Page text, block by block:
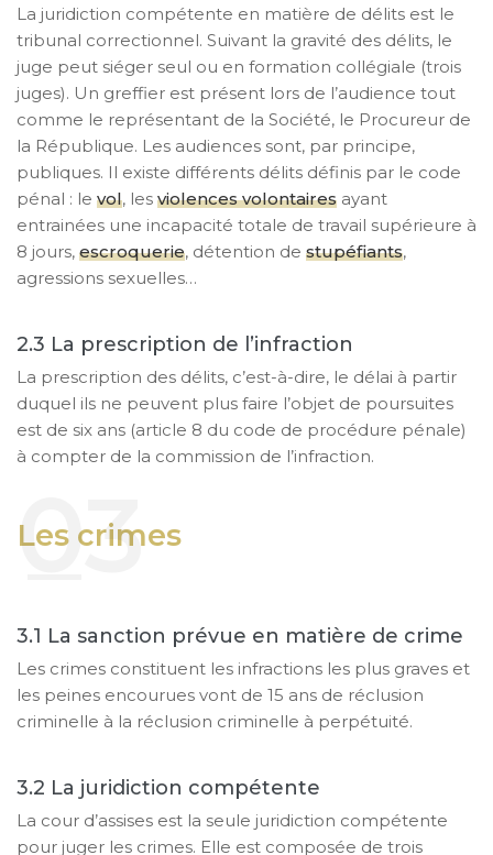
La juridiction compétente en matière de délits est le
tribunal correctionnel. Suivant la gravité des délits, le
juge peut siéger seul ou en formation collégiale (trois
juges). Un greffier est présent lors de l’audience tout
comme le représentant de la Société, le Procureur de
la République. Les audiences sont, par principe,
publiques. Il existe différents délits définis par le code
pénal : le vol, les violences volontaires ayant
entrainées une incapacité totale de travail supérieure à
8 jours, escroquerie, détention de stupéfiants,
agressions sexuelles…
La prescription de l’infraction
La prescription des délits, c’est-à-dire, le délai à partir
duquel ils ne peuvent plus faire l’objet de poursuites
est de six ans (article 8 du code de procédure pénale)
à compter de la commission de l’infraction.
Les crimes
La sanction prévue en matière de crime
Les crimes constituent les infractions les plus graves et
les peines encourues vont de 15 ans de réclusion
criminelle à la réclusion criminelle à perpétuité.
La juridiction compétente
La cour d’assises est la seule juridiction compétente
pour juger les crimes. Elle est composée de trois